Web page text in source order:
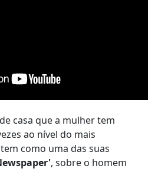
casa que a mulher tem
ao nível do mais
tem como uma das suas
, sobre o homem